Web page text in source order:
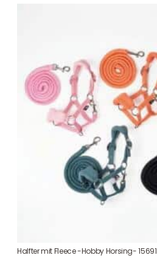
Halfter mit Fleece -Hobby Horsing- 15691